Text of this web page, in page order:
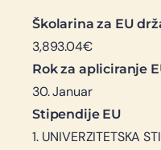
Školarina za EU
3,893.04€
Rok za apliciranje
30. Januar
Stipendije EU
1. UNIVERZITETSKA